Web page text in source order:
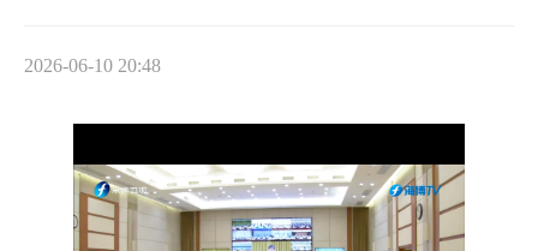
2026-06-10 20:48